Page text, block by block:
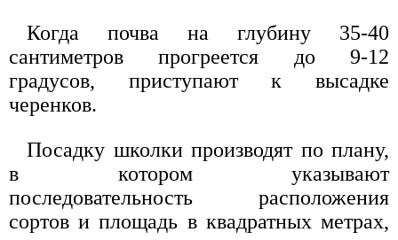
Когда почва на глубину 35-40
сантиметров прогреется до 9-12
градусов, приступают к высадке
черенков.
Посадку школки производят по плану,
в котором указывают
последовательность расположения
сортов и площадь в квадратных метрах,